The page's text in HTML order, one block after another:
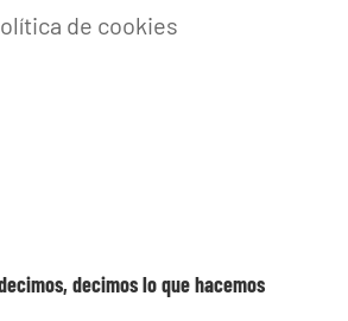
de cookies
decimos lo que hacemos